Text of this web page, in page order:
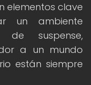
elementos clave
un ambiente
suspense,
a un mundo
están siempre